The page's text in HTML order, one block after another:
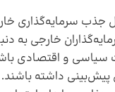
جذب سرمایه‌گذاری
خارجی به
سیاسی و اقتصادی
داشته باشند.